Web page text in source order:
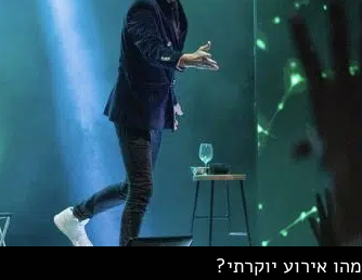
מהו אירוע יוקרתי?